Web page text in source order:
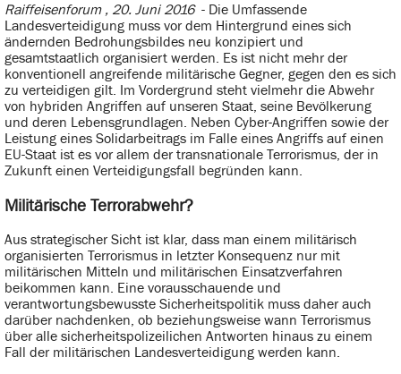
Raiffeisenforum , 20. Juni 2016 - Die Umfassende
Landesverteidigung muss vor dem Hintergrund eines sich
ändernden Bedrohungsbildes neu konzipiert und
gesamtstaatlich organisiert werden. Es ist nicht mehr der
konventionell angreifende militärische Gegner, gegen den es sich
zu verteidigen gilt. Im Vordergrund steht vielmehr die Abwehr
von hybriden Angriffen auf unseren Staat, seine Bevölkerung
und deren Lebensgrundlagen. Neben Cyber-Angriffen sowie der
Leistung eines Solidarbeitrags im Falle eines Angriffs auf einen
EU-Staat ist es vor allem der transnationale Terrorismus, der in
Zukunft einen Verteidigungsfall begründen kann.
Militärische Terrorabwehr?
Aus strategischer Sicht ist klar, dass man einem militärisch
organisierten Terrorismus in letzter Konsequenz nur mit
militärischen Mitteln und militärischen Einsatzverfahren
beikommen kann. Eine vorausschauende und
verantwortungsbewusste Sicherheitspolitik muss daher auch
darüber nachdenken, ob beziehungsweise wann Terrorismus
über alle sicherheitspolizeilichen Antworten hinaus zu einem
Fall der militärischen Landesverteidigung werden kann.